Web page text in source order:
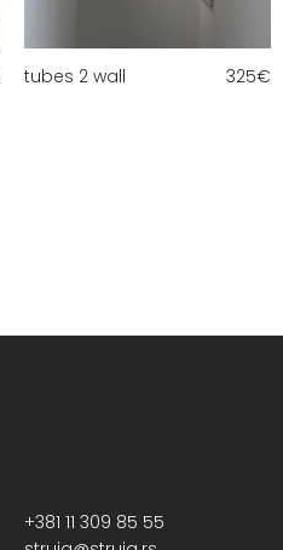
tubes 2 wall 325€
+381 11 309 85 55